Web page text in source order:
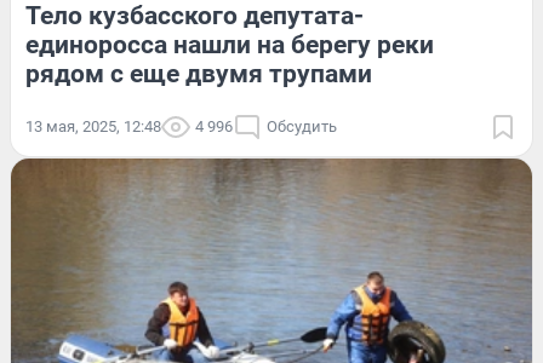
Тело кузбасского депутата-
единоросса нашли на берегу реки
рядом с еще двумя трупами
13 мая, 2025, 12:48 4 996 Обсудить